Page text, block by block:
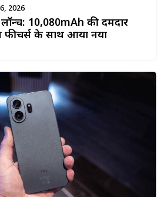
2026
10,080mAh की दमदार
के साथ आया नया